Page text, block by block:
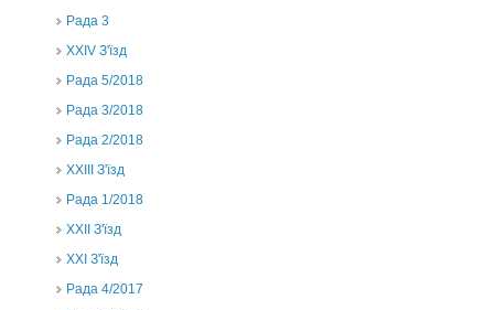
Рада 3
ХХIV З'їзд
Рада 5/2018
Рада 3/2018
Рада 2/2018
XXIII З'їзд
Рада 1/2018
ХХІІ З'їзд
XXI З'їзд
Рада 4/2017